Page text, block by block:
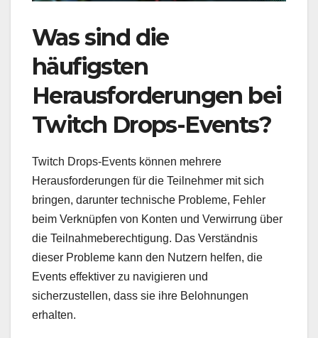
Was sind die
häufigsten
Herausforderungen bei
Twitch Drops-Events?
Twitch Drops-Events können mehrere
Herausforderungen für die Teilnehmer mit sich
bringen, darunter technische Probleme, Fehler
beim Verknüpfen von Konten und Verwirrung über
die Teilnahmeberechtigung. Das Verständnis
dieser Probleme kann den Nutzern helfen, die
Events effektiver zu navigieren und
sicherzustellen, dass sie ihre Belohnungen
erhalten.